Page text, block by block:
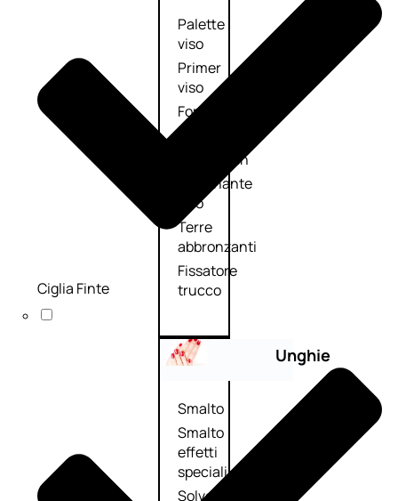
Palette
viso
Primer
viso
Fondotinta
Cipria
Fard/Blush
Illuminante
viso
Terre
abbronzanti
Fissatore
trucco
Unghie
Smalto
Smalto
effetti
speciali
Solvente
Ciglia Finte